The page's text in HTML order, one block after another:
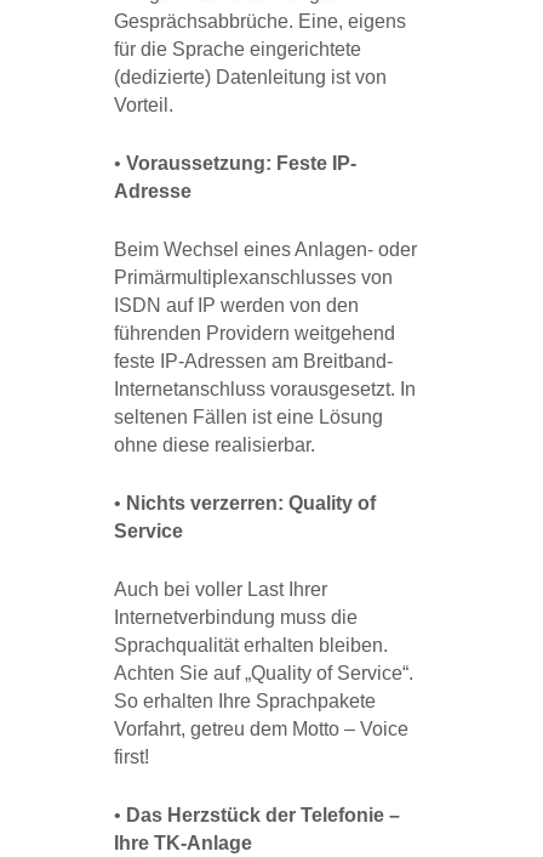
Gesprächsabbrüche. Eine, eigens
für die Sprache eingerichtete
(dedizierte) Datenleitung ist von
Vorteil.
• Voraussetzung: Feste IP-
Adresse
Beim Wechsel eines Anlagen- oder
Primärmultiplexanschlusses von
ISDN auf IP werden von den
führenden Providern weitgehend
feste IP-Adressen am Breitband-
Internetanschluss vorausgesetzt. In
seltenen Fällen ist eine Lösung
ohne diese realisierbar.
• Nichts verzerren: Quality of
Service
Auch bei voller Last Ihrer
Internetverbindung muss die
Sprachqualität erhalten bleiben.
Achten Sie auf „Quality of Service“.
So erhalten Ihre Sprachpakete
Vorfahrt, getreu dem Motto – Voice
first!
• Das Herzstück der Telefonie –
Ihre TK-Anlage